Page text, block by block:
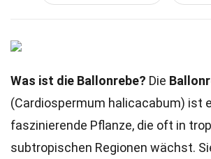
Was ist die Ballonrebe? Die
(Cardiospermum halicacabum) ist
faszinierende Pflanze, die oft in
subtropischen Regionen wächst.